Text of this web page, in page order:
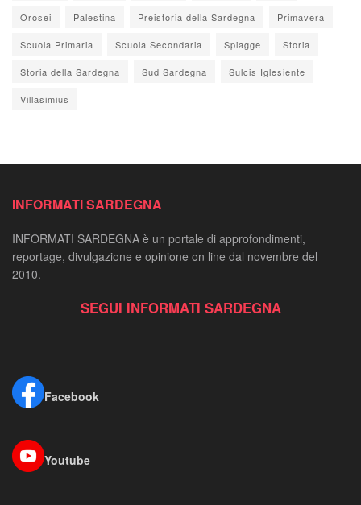
Orosei Palestina Preistoria della Sardegna Primavera
Scuola Primaria Scuola Secondaria Spiagge Storia
Storia della Sardegna Sud Sardegna Sulcis Iglesiente
Villasimius
INFORMATI SARDEGNA
INFORMATI SARDEGNA è un portale di approfondimenti,
reportage, divulgazione e opinione on line dal novembre del
2010.
SEGUI INFORMATI SARDEGNA
Facebook
Youtube